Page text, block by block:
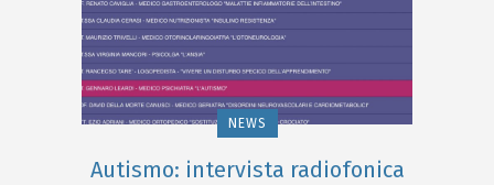
NEWS
Autismo: intervista radiofonica